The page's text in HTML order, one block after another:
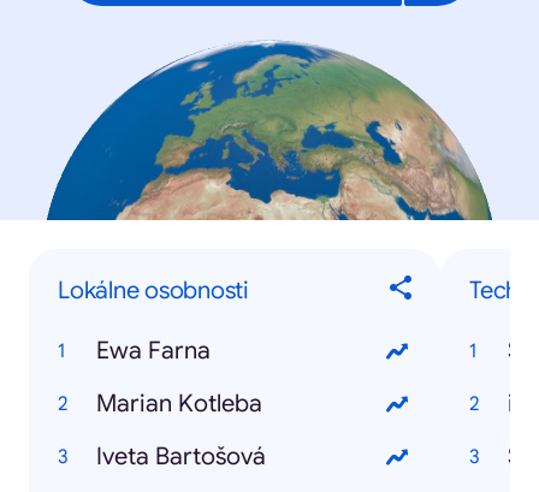
Lokálne osobnosti
Ewa Farna
Marian Kotleba
Iveta Bartošová